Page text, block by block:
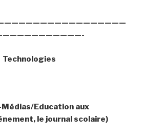
Technologies
Education aux
le journal scolaire)